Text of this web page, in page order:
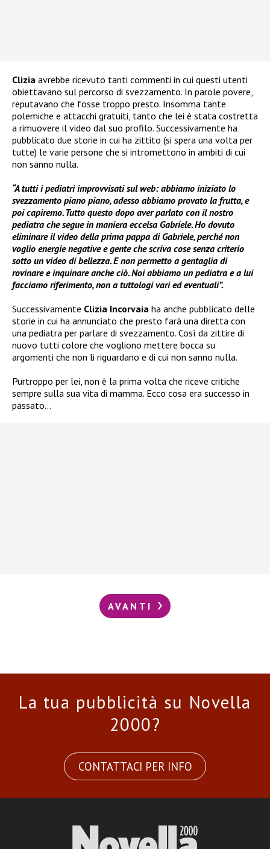
Clizia avrebbe ricevuto tanti commenti in cui questi utenti
obiettavano sul percorso di svezzamento. In parole povere,
reputavano che fosse troppo presto. Insomma tante
polemiche e attacchi gratuiti, tanto che lei è stata costretta
a rimuovere il video dal suo profilo. Successivamente ha
pubblicato due storie in cui ha zittito (si spera una volta per
tutte) le varie persone che si intromettono in ambiti di cui
non sanno nulla.
“A tutti i pediatri improvvisati sul web: abbiamo iniziato lo
svezzamento piano piano, adesso abbiamo provato la frutta, e
poi capiremo. Tutto questo dopo aver parlato con il nostro
pediatra che segue in maniera eccelsa Gabriele. Ho dovuto
eliminare il video della prima pappa di Gabriele, perché non
voglio energie negative e gente che scriva cose senza criterio
sotto un video di bellezza. E non permetto a gentaglia di
rovinare e inquinare anche ciò. Noi abbiamo un pediatra e a lui
facciamo riferimento, non a tuttologi vari ed eventuali”.
Successivamente Clizia Incorvaia ha anche pubblicato delle
storie in cui ha annunciato che presto farà una diretta con
una pediatra per parlare di svezzamento. Così da zittire di
nuovo tutti colore che vogliono mettere bocca su
argomenti che non li riguardano e di cui non sanno nulla.
Purtroppo per lei, non è la prima volta che riceve critiche
sempre sulla sua vita di mamma. Ecco cosa era successo in
passato…
AVANTI
La tua pubblicità su Novella
2000?
CONTATTACI PER INFO